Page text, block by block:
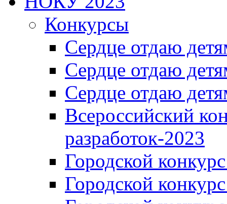
Конкурсы
Сердце отдаю
Сердце отдаю
Сердце отдаю
Всероссийский
разработок-2023
Городской
Городской